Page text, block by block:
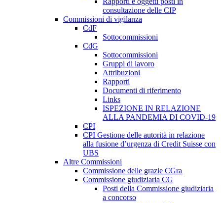
consultazione delle CIP
Commissioni di vigilanza
CdF
Sottocommissioni
CdG
Sottocommissioni
Gruppi di lavoro
Attribuzioni
Rapporti
Documenti di riferimento
Links
ISPEZIONE IN RELAZIONE
ALLA PANDEMIA DI COVID-19
CPI
CPI Gestione delle autorità in relazione
alla fusione d’urgenza di Credit Suisse con
UBS
Altre Commissioni
Commissione delle grazie CGra
Commissione giudiziaria CG
Posti della Commissione giudiziaria
a concorso